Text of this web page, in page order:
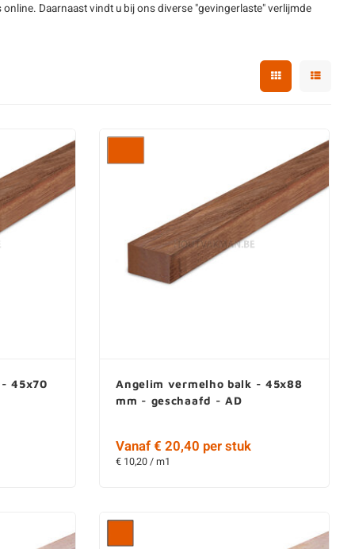
online. Daarnaast vindt u bij ons diverse "gevingerlaste" verlijmde
45x70
Angelim vermelho balk - 45x88
mm - geschaafd - AD
Vanaf € 20,40 per stuk
€ 10,20 / m1